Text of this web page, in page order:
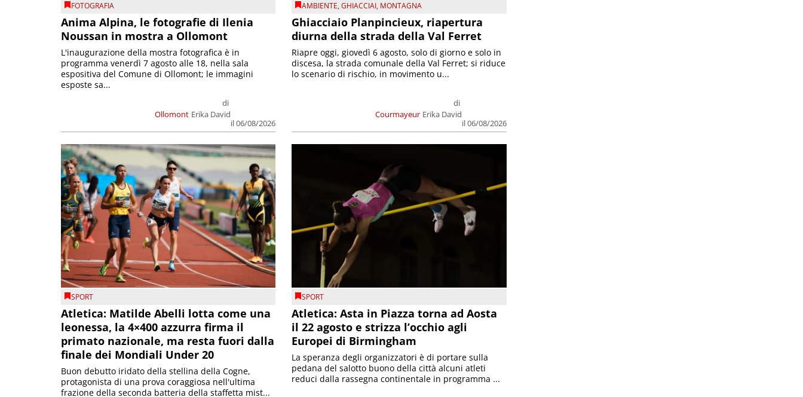
FOTOGRAFIA
Anima Alpina, le fotografie di Ilenia
Noussan in mostra a Ollomont
Ollomont
di
Erika David
il 06/08/2026
L'inaugurazione della mostra fotografica è in
programma venerdì 7 agosto alle 18, nella sala
espositiva del Comune di Ollomont; le immagini
esposte sa...
AMBIENTE,GHIACCIAI, MONTAGNA
Ghiacciaio Planpincieux, riapertura
diurna della strada della Val Ferret
Courmayeur
di
Erika David
il 06/08/2026
Riapre oggi, giovedì 6 agosto, solo di giorno e solo in
discesa, la strada comunale della Val Ferret; si riduce
lo scenario di rischio, in movimento u...
SPORT
Atletica: Matilde Abelli lotta come una
leonessa, la 4×400 azzurra firma il
primato nazionale, ma resta fuori dalla
finale dei Mondiali Under 20
Buon debutto iridato della stellina della Cogne,
protagonista di una prova coraggiosa nell'ultima
frazione della seconda batteria della staffetta mist...
SPORT
Atletica: Asta in Piazza torna ad Aosta
il 22 agosto e strizza l’occhio agli
Europei di Birmingham
La speranza degli organizzatori è di portare sulla
pedana del salotto buono della città alcuni atleti
reduci dalla rassegna continentale in programma ...